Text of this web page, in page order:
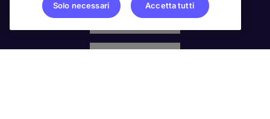
Solo necessari Accetta tutti